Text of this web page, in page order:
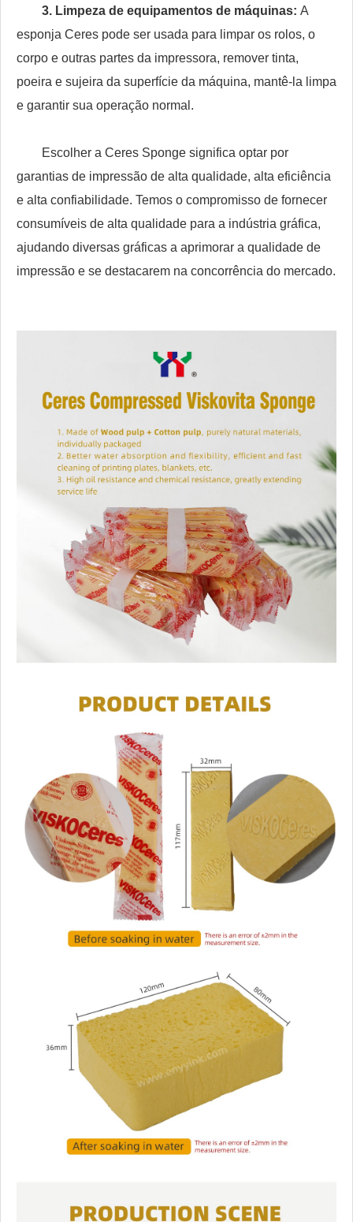
3. Limpeza de equipamentos de máquinas: A
esponja Ceres pode ser usada para limpar os rolos, o
corpo e outras partes da impressora, remover tinta,
poeira e sujeira da superfície da máquina, mantê-la limpa
e garantir sua operação normal.
Escolher a Ceres Sponge significa optar por
garantias de impressão de alta qualidade, alta eficiência
e alta confiabilidade. Temos o compromisso de fornecer
consumíveis de alta qualidade para a indústria gráfica,
ajudando diversas gráficas a aprimorar a qualidade de
impressão e se destacarem na concorrência do mercado.